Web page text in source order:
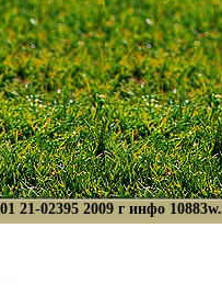
21-02395 2009 г инфо 10883w.